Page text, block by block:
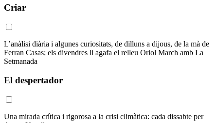
Criar
L’anàlisi diària i algunes curiositats, de dilluns a dijous, de la mà de
Ferran Casas; els divendres li agafa el relleu Oriol March amb La
Setmanada
El despertador
Una mirada crítica i rigorosa a la crisi climàtica: cada dissabte per